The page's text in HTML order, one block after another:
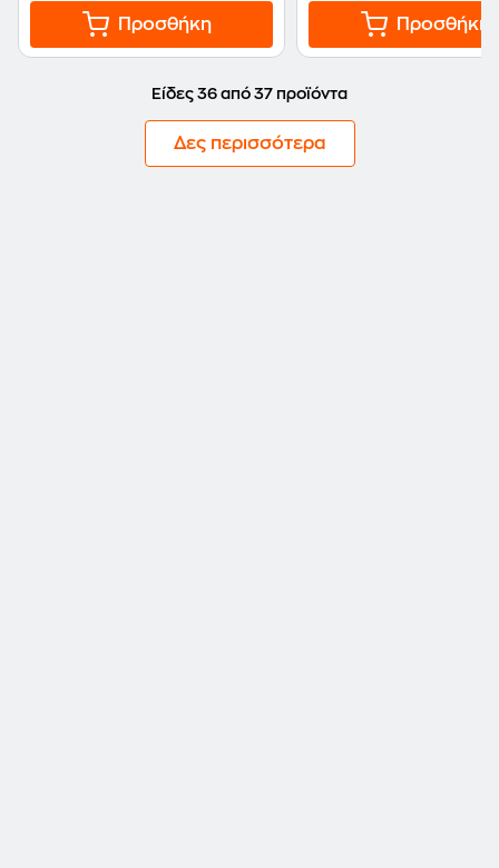
Προσθήκη Προσθήκη
Είδες 36 από 37 προϊόντα
Δες περισσότερα